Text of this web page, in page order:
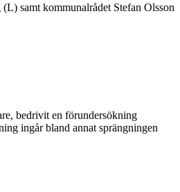
samt kommunalrådet Stefan Olsson
bedrivit en förundersökning
ingår bland annat sprängningen